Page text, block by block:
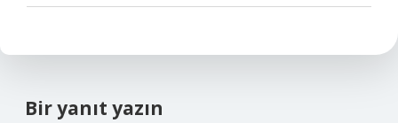
Bir yanıt yazın